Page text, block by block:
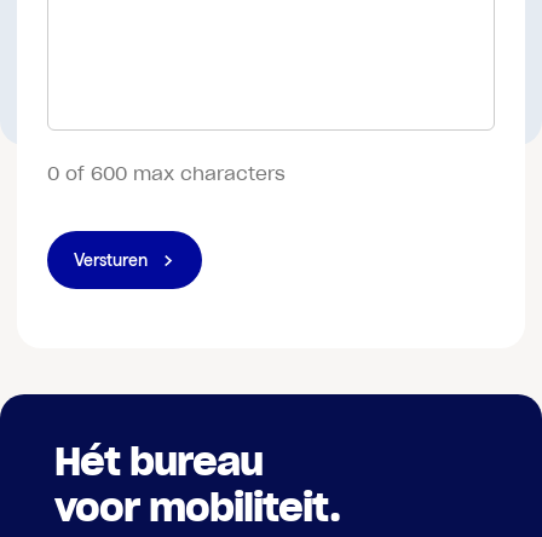
0 of 600 max characters
Versturen
Hét bureau
voor mobiliteit.